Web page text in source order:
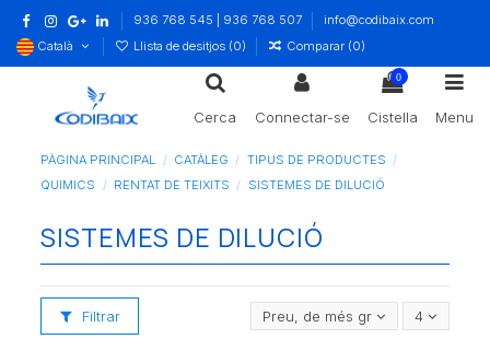
936 768 545 | 936 768 507
info@codibaix.com
Català
Llista de desitjos (0) Comparar (0)
Cerca Connectar-se
0
Cistella Menu
PÀGINA PRINCIPAL CATÀLEG
TIPUS DE PRODUCTES
QUIMICS
RENTAT DE TEIXITS SISTEMES DE DILUCIÓ
SISTEMES DE DILUCIÓ
Filtrar Preu, de més gran a més petit
4